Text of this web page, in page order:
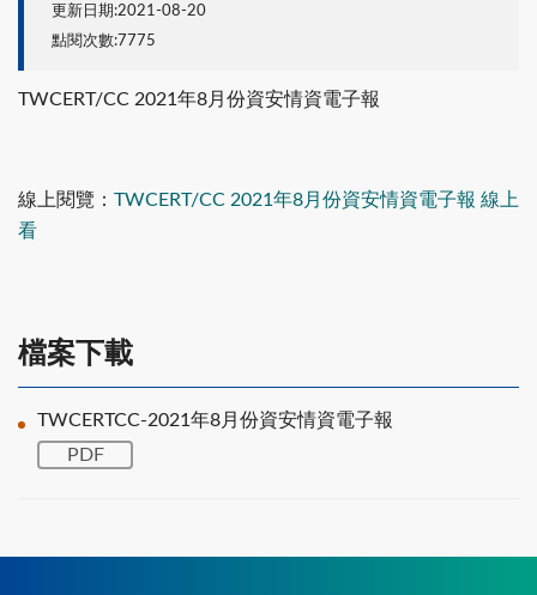
更新日期:2021-08-20
點閱次數:7775
TWCERT/CC 2021年8月份資安情資電子報
線上閱覽： TWCERT/CC 2021年8月份資安情資電子報 線上
看
檔案下載
TWCERTCC-2021年8月份資安情資電子報
PDF